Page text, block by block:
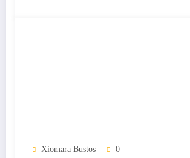
Xiomara Bustos 0